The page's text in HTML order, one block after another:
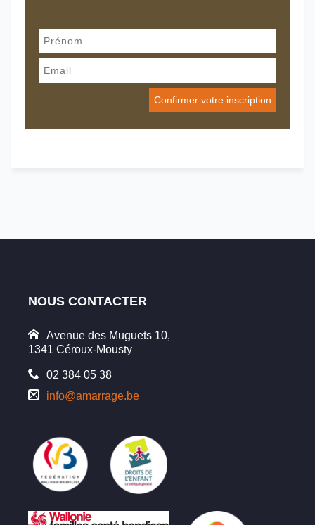
NOUS CONTACTER
Avenue des Muguets 10,
1341 Céroux-Mousty
02 384 05 38
info@amarrage.be